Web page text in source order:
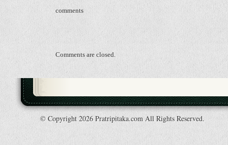
comments
Comments are closed.
© Copyright 2026 Pratripitaka.com All Rights Reserved.